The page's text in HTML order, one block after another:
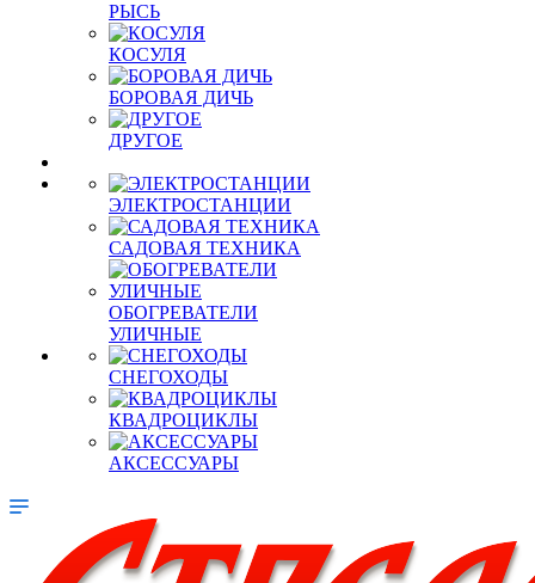
РЫСЬ
КОСУЛЯ
БОРОВАЯ ДИЧЬ
ДРУГОЕ
ЭЛЕКТРОСТАНЦИИ
САДОВАЯ ТЕХНИКА
ОБОГРЕВАТЕЛИ
УЛИЧНЫЕ
СНЕГОХОДЫ
КВАДРОЦИКЛЫ
АКСЕССУАРЫ